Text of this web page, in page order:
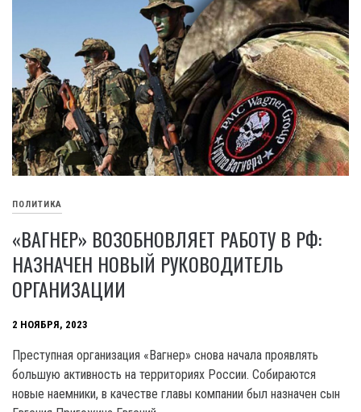
ПОЛИТИКА
«ВАГНЕР» ВОЗОБНОВЛЯЕТ РАБОТУ В РФ:
НАЗНАЧЕН НОВЫЙ РУКОВОДИТЕЛЬ
ОРГАНИЗАЦИИ
2 НОЯБРЯ, 2023
Преступная организация «Вагнер» снова начала проявлять
большую активность на территориях России. Собираются
новые наемники, в качестве главы компании был назначен сын